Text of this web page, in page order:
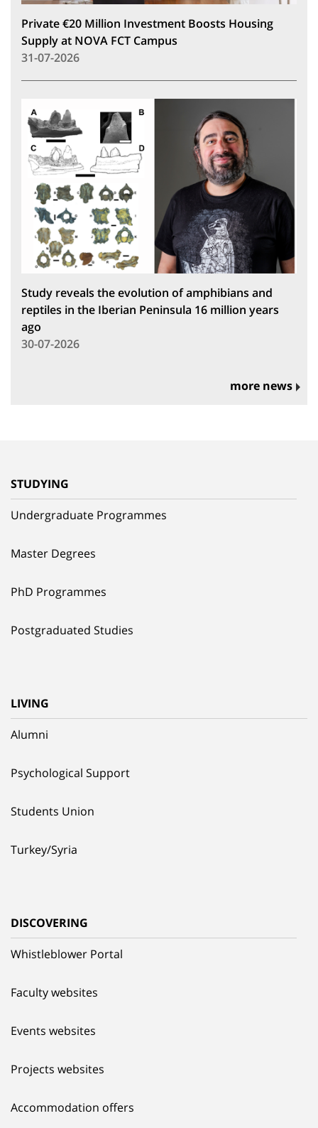
Private €20 Million Investment Boosts Housing
Supply at NOVA FCT Campus
31-07-2026
Study reveals the evolution of amphibians and
reptiles in the Iberian Peninsula 16 million years
ago
30-07-2026
more news
STUDYING
Undergraduate Programmes
Master Degrees
PhD Programmes
Postgraduated Studies
LIVING
Alumni
Psychological Support
Students Union
Turkey/Syria
DISCOVERING
Whistleblower Portal
Faculty websites
Events websites
Projects websites
Accommodation offers